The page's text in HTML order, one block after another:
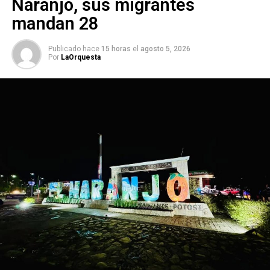
, enfatizó.
El representante del Verde afirmó que Nava no representa
Por otra parte, cuestionada al respecto de esta decisión
del Ceepac, Sonia Mendoza Díaz, diputada local, afirmó
que Xavier Nava“nunca fue panista, no estuvo
militando”;sin embargo, no ahondó en el tema, pues
afirmó que es algo que no le interesa y de lo que no tiene
nada qué decir.
Finalmente, Alejandra Valdés Martínez, congresista de
Naranjo, sus migrantes
mandan 28
Publicado hace 15 horas el agosto 5, 2026
Por LaOrquesta